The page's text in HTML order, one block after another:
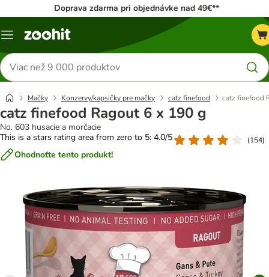
Doprava zdarma pri objednávke nad 49€**
Kategórie
Hľadať
produkty
Mačky Konzervy/kapsičky pre mačky catz finefood catz finefood
catz finefood Ragout 6 x 190 g
No. 603 husacie a morčacie
This is a stars rating area from zero to 5: 4.0/5
(154)
Ohodnoťte tento produkt!